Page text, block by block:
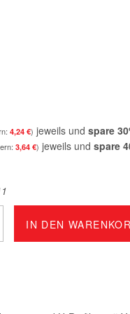
4,24 € jeweils und spare 30
3,64 € jeweils und spare
IN DEN